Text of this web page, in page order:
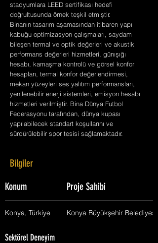
stadyumlara LEED sertifikası hedefi
doğrultusunda örnek teşkil etmiştir.
Binanın tasarım aşamasından itibaren yapı
kabuğu optimizasyon çalışmaları, saydam
bileşen termal ve optik değerleri ve akustik
performans değerleri hizmetleri, günışığı
hesabı, kamaşma kontrolü ve görsel konfor
hesapları, termal konfor değerlendirmesi,
mekan yüzeyleri ses yalıtım performansları,
yenilenebilir enerji sistemleri, emisyon hesabı
hizmetleri verilmiştir. Bina Dünya Futbol
Federasyonu tarafından, dünya kupası
yapılabilecek standart koşullarını ve
sürdürülebilir spor tesisi sağlamaktadır.
Bilgiler
Konum Proje Sahibi
Konya, Türkiye Konya Büyükşehir Belediyesi
Sektörel Deneyim